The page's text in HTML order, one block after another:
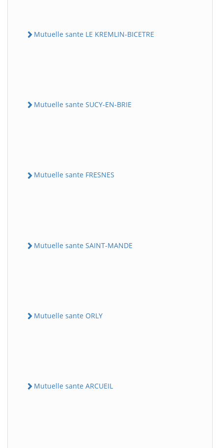
Mutuelle sante LE KREMLIN-BICETRE
Mutuelle sante SUCY-EN-BRIE
Mutuelle sante FRESNES
Mutuelle sante SAINT-MANDE
Mutuelle sante ORLY
Mutuelle sante ARCUEIL